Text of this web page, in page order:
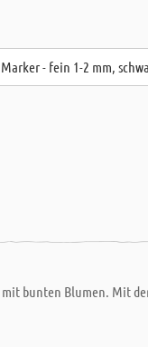
- fein 1-2 mm,
bunten Blumen. Mit